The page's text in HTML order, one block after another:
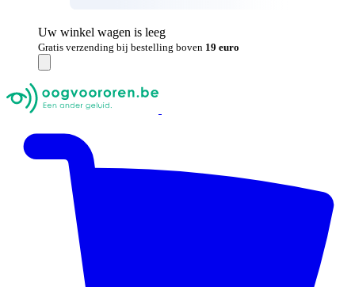
Uw winkel wagen is leeg
Gratis verzending bij bestelling boven 19 euro